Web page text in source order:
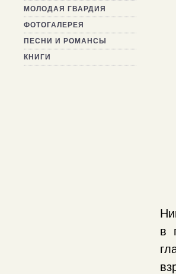
МОЛОДАЯ ГВАРДИЯ
ФОТОГАЛЕРЕЯ
ПЕСНИ И РОМАНСЫ
КНИГИ
в